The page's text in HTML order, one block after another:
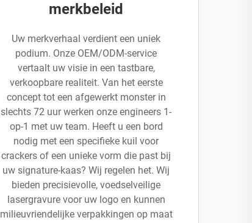
merkbeleid
Uw merkverhaal verdient een uniek
podium. Onze OEM/ODM-service
vertaalt uw visie in een tastbare,
verkoopbare realiteit. Van het eerste
concept tot een afgewerkt monster in
slechts 72 uur werken onze engineers 1-
op-1 met uw team. Heeft u een bord
nodig met een specifieke kuil voor
crackers of een unieke vorm die past bij
uw signature-kaas? Wij regelen het. Wij
bieden precisievolle, voedselveilige
lasergravure voor uw logo en kunnen
milieuvriendelijke verpakkingen op maat